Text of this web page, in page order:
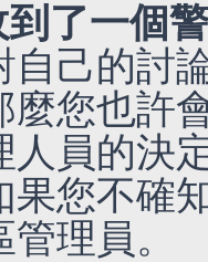
了一個
自己的討
麼您也許
人員的決
果您不確
理員。